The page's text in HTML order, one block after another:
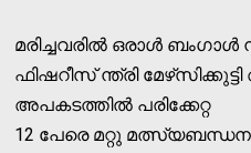
മരിച്ചവരില്‍ ഒരാള്‍
ഫിഷറീസ് ന്ത്രി
അപകടത്തില്‍ പരിക്കേറ്റ
12 പേരെ മറ്റു